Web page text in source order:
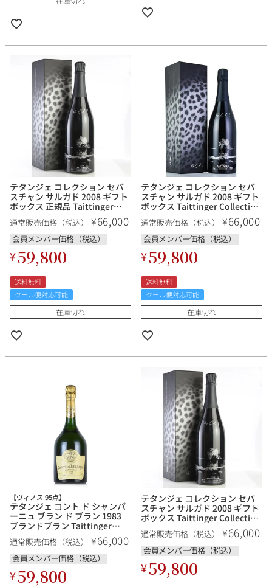
テタンジェ コレクション セバ
スチャン サルガド 2008 ギフト
ボックス 正規品 Taittinger
Collection Sebastiao Salgado
フランス シャンパン シャンパ
ーニュ
通常販売価格（税込） ¥66,000
会員メンバー価格（税込）
¥59,800
送料無料
クール便対応可能
在庫切れ
テタンジェ コレクション セバ
スチャン サルガド 2008 ギフト
ボックス Taittinger Collection
Sebastiao Salgado フランス
シャンパン シャンパーニュ
通常販売価格（税込） ¥66,000
会員メンバー価格（税込）
¥59,800
送料無料
クール便対応可能
在庫切れ
【ヴィノス 95点】
テタンジェ コント ド シャンパ
ーニュ ブラン ド ブラン 1983
ブランドブラン Taittinger
Comtes de Champagne Blanc
de Blancs フランス シャンパン
シャンパーニュ
通常販売価格（税込） ¥66,000
会員メンバー価格（税込）
¥59,800
テタンジェ コレクション セバ
スチャン サルガド 2008 ギフト
ボックス Taittinger Collection
Sebastiao Salgado フランス
シャンパン シャンパーニュ
通常販売価格（税込） ¥66,000
会員メンバー価格（税込）
¥59,800